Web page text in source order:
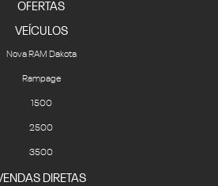
OFERTAS
VEÍCULOS
Nova RAM Dakota
Rampage
1500
2500
3500
DIRETAS